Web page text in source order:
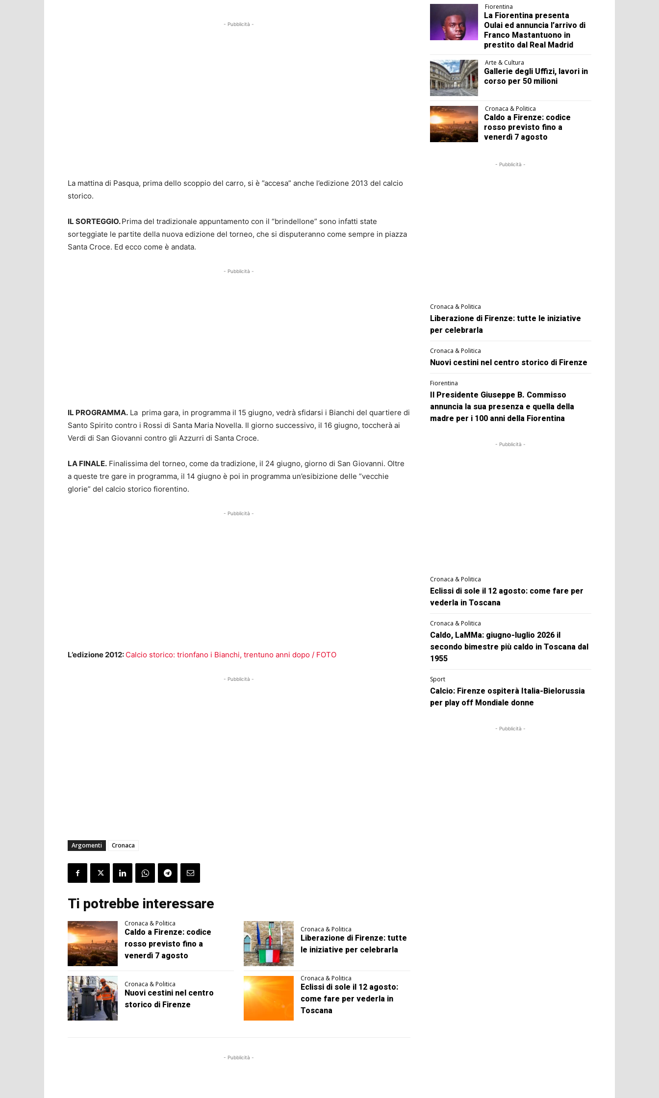
- Pubblicità -
La mattina di Pasqua, prima dello scoppio del carro, si è ”accesa” anche l’edizione 2013 del calcio
storico.
IL SORTEGGIO.Prima del tradizionale appuntamento con il “brindellone” sono infatti state
sorteggiate le partite della nuova edizione del torneo, che si disputeranno come sempre in piazza
Santa Croce. Ed ecco come è andata.
- Pubblicità -
IL PROGRAMMA. La prima gara, in programma il 15 giugno, vedrà sfidarsi i Bianchi del quartiere di
Santo Spirito contro i Rossi di Santa Maria Novella. Il giorno successivo, il 16 giugno, toccherà ai
Verdi di San Giovanni contro gli Azzurri di Santa Croce.
LA FINALE. Finalissima del torneo, come da tradizione, il 24 giugno, giorno di San Giovanni. Oltre
a queste tre gare in programma, il 14 giugno è poi in programma un’esibizione delle ”vecchie
glorie” del calcio storico fiorentino.
- Pubblicità -
L’edizione 2012: Calcio storico: trionfano i Bianchi, trentuno anni dopo / FOTO
- Pubblicità -
Argomenti Cronaca
Ti potrebbe interessare
Cronaca & Politica
Caldo a Firenze: codice
rosso previsto fino a
venerdì 7 agosto
Cronaca & Politica
Liberazione di Firenze: tutte
le iniziative per celebrarla
Cronaca & Politica
Nuovi cestini nel centro
storico di Firenze
Cronaca & Politica
Eclissi di sole il 12 agosto:
come fare per vederla in
Toscana
- Pubblicità -
Fiorentina
La Fiorentina presenta
Oulai ed annuncia l’arrivo di
Franco Mastantuono in
prestito dal Real Madrid
Arte & Cultura
Gallerie degli Uffizi, lavori in
corso per 50 milioni
Cronaca & Politica
Caldo a Firenze: codice
rosso previsto fino a
venerdì 7 agosto
- Pubblicità -
Cronaca & Politica
Liberazione di Firenze: tutte le iniziative
per celebrarla
Cronaca & Politica
Nuovi cestini nel centro storico di Firenze
Fiorentina
Il Presidente Giuseppe B. Commisso
annuncia la sua presenza e quella della
madre per i 100 anni della Fiorentina
- Pubblicità -
Cronaca & Politica
Eclissi di sole il 12 agosto: come fare per
vederla in Toscana
Cronaca & Politica
Caldo, LaMMa: giugno-luglio 2026 il
secondo bimestre più caldo in Toscana dal
1955
Sport
Calcio: Firenze ospiterà Italia-Bielorussia
per play off Mondiale donne
- Pubblicità -